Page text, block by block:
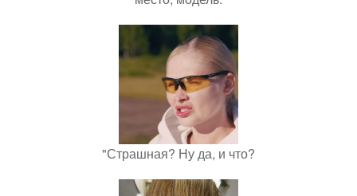
"Страшная? Ну да, и что?